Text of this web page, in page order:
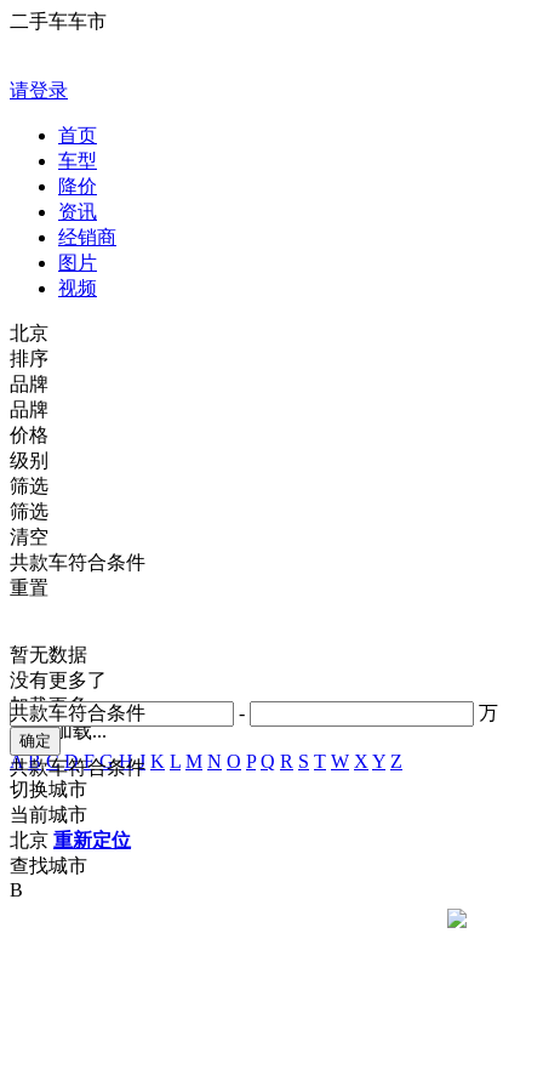
二手车车市
请登录
首页
车型
降价
资讯
经销商
图片
视频
北京
排序
品牌
品牌
价格
- 万
共款车符合条件
级别
共款车符合条件
筛选
筛选
清空
共款车符合条件
重置
暂无数据
没有更多了
加载更多
正在加载...
A B C D F G H J K L M N O P Q R S T W X Y Z
切换城市
当前城市
北京 重新定位
查找城市
B